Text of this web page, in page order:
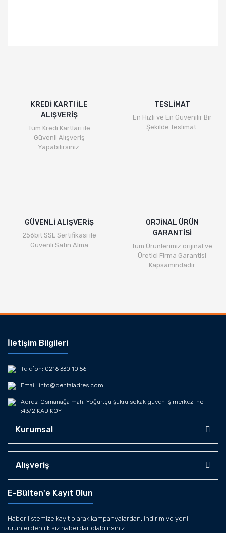
KREDİ KARTI İLE
ALIŞVERİŞ
Tüm Kredi Kartları ile
Güvenli Alışveriş
Yapabilirsiniz.
TESLİMAT
En Hızlı ve En Güvenilir Bir
Şekilde Teslimat.
GÜVENLİ ALIŞVERİŞ
256bit SSL Sertifikası ile
Güvenli Satın Alma
ORJİNAL ÜRÜN
GARANTİSİ
Tüm Ürünlerimiz orijinal ve
Üretici Firma Garantisi
Kapsamındadır
İletişim Bilgileri
Telefon: 0216 330 10 56
Email: info@dentaladres.com
Adres: Osmanağa mah. Yoğurtçu şükrü sokak güven iş merkezi no
:43/2 KADIKÖY
Kurumsal
Alışveriş
E-Bülten'e Kayıt Olun
Haber listemize kayıt olarak kampanyalardan, indirim ve yeni
ürünlerden ilk siz haberdar olabilirsiniz.